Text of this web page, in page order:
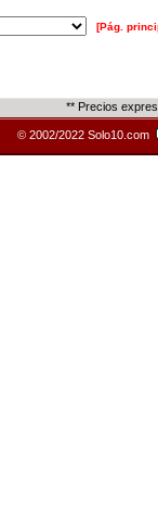
[Pág.
** Precios
© 2002/2022 Solo10.com